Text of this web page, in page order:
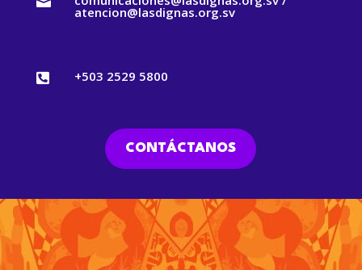
atencion@lasdignas.org.sv
 +503 2529 5800
CONTÁCTANOS